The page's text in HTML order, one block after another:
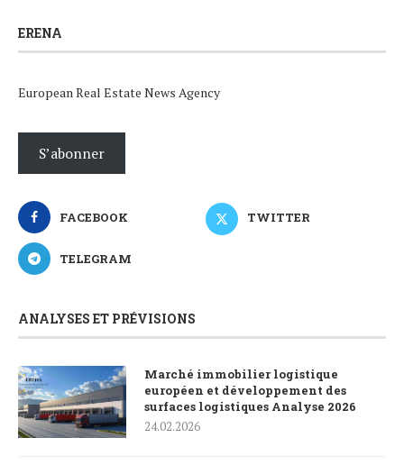
ERENA
European Real Estate News Agency
S’abonner
FACEBOOK TWITTER
TELEGRAM
ANALYSES ET PRÉVISIONS
Marché immobilier logistique
européen et développement des
surfaces logistiques Analyse 2026
24.02.2026